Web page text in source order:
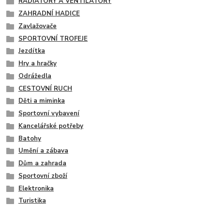
ZAHRADNÍ HADICE
Zavlažovače
SPORTOVNÍ TROFEJE
Jezdítka
Hry a hračky
Odrážedla
CESTOVNÍ RUCH
Děti a miminka
Sportovní vybavení
Kancelářské potřeby
Batohy
Umění a zábava
Dům a zahrada
Sportovní zboží
Elektronika
Turistika